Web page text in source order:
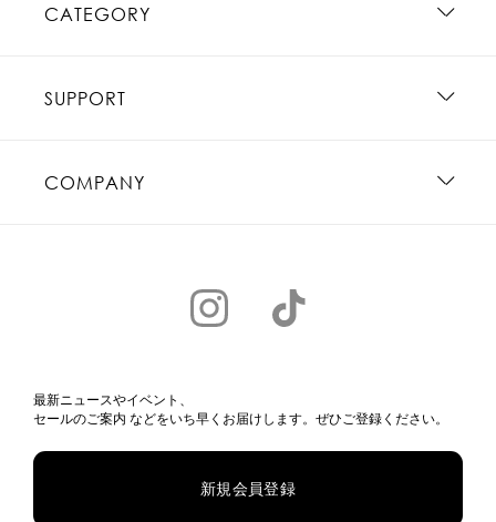
CATEGORY
SUPPORT
COMPANY
最新ニュースやイベント、
セールのご案内 などをいち早くお届けします。ぜひご登録ください。
新規会員登録